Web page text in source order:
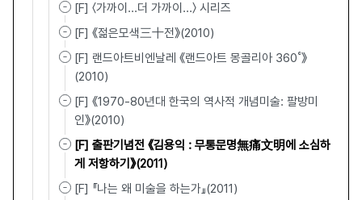
[F] 〈가까이...더 가까이…〉 시리즈
[F] 《젊은모색三十전》(2010)
[F] 랜드아트비엔날레 《랜드아트 몽골리아 360˚》
(2010)
[F] 《1970-80년대 한국의 역사적 개념미술: 팔방미
인》(2010)
[F] 출판기념전 《김용익 : 무통문명無痛文明에 소심하
게 저항하기》(2011)
[F] 『나는 왜 미술을 하는가』(2011)